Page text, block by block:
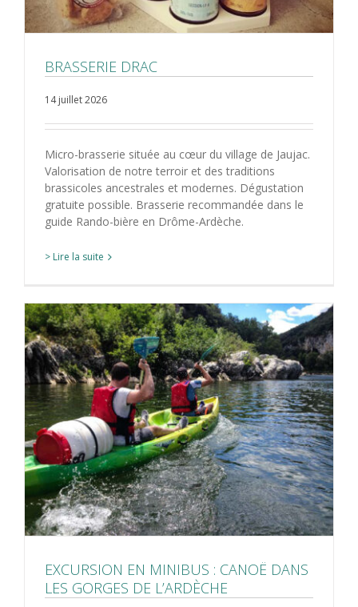
BRASSERIE DRAC
14 juillet 2026
Micro-brasserie située au cœur du village de Jaujac.
Valorisation de notre terroir et des traditions
brassicoles ancestrales et modernes. Dégustation
gratuite possible. Brasserie recommandée dans le
guide Rando-bière en Drôme-Ardèche.
> Lire la suite
EXCURSION EN MINIBUS : CANOË DANS
LES GORGES DE L’ARDÈCHE